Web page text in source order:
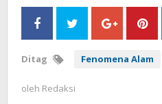
Ditag Fenomena Alam
oleh Redaksi